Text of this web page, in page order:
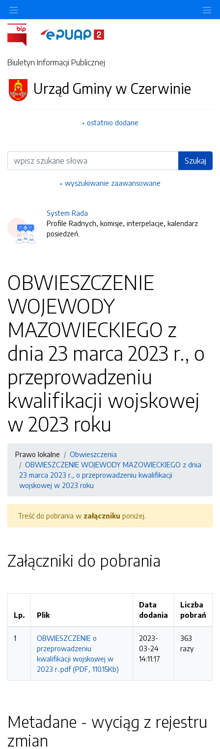
Biuletyn Informacji Publicznej
Urząd Gminy w Czerwinie
ostatnio dodane
Wyszukiwarka Szukaj
wyszukiwanie zaawansowane
System Rada
Profile Radnych, komisje, interpelacje, kalendarz
posiedzeń.
OBWIESZCZENIE
WOJEWODY
MAZOWIECKIEGO z
dnia 23 marca 2023 r., o
przeprowadzeniu
kwalifikacji wojskowej
w 2023 roku
Prawo lokalne
Obwieszczenia
OBWIESZCZENIE WOJEWODY MAZOWIECKIEGO z dnia
23 marca 2023 r., o przeprowadzeniu kwalifikacji
wojskowej w 2023 roku
Treść do pobrania w załączniku poniżej.
Załączniki do pobrania
Lp. Plik
Data
dodania
Liczba
pobrań
1
OBWIESZCZENIE o
przeprowadzeniu
kwalifikacji wojskowej w
2023 r..pdf (PDF, 110.15Kb)
2023-
03-24
14:11:17
363
razy
Metadane - wyciąg z rejestru
zmian